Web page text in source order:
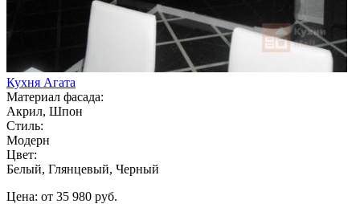
Кухня Агата
Материал фасада:
Акрил, Шпон
Стиль:
Модерн
Цвет:
Белый, Глянцевый, Черный
Цена: от 35 980 руб.